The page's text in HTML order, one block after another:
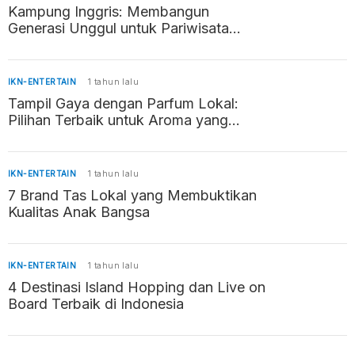
Kampung Inggris: Membangun
Generasi Unggul untuk Pariwisata
IKN-ENTERTAIN 1 tahun lalu
Tampil Gaya dengan Parfum Lokal:
Pilihan Terbaik untuk Aroma yang
IKN-ENTERTAIN 1 tahun lalu
7 Brand Tas Lokal yang Membuktikan
Kualitas Anak Bangsa
IKN-ENTERTAIN 1 tahun lalu
4 Destinasi Island Hopping dan Live on
Board Terbaik di Indonesia